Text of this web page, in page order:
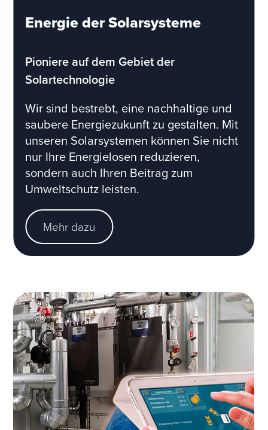
Energie der Solarsysteme
Pioniere auf dem Gebiet der
Solartechnologie
Wir sind bestrebt, eine nachhaltige und
saubere Energiezukunft zu gestalten. Mit
unseren Solarsystemen können Sie nicht
nur Ihre Energielosen reduzieren,
sondern auch Ihren Beitrag zum
Umweltschutz leisten.
Mehr dazu